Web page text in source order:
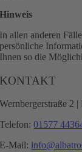
Hinweis
In allen anderen
persönliche
Ihnen so die
KONTAKT
Wernbergerstraße 2 |
Telefon:01577
E-Mail: